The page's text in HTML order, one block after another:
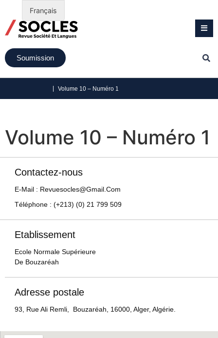
Soumission
Volume 10 – Numéro 1
Volume 10 – Numéro 1
Contactez-nous
E-Mail : Revuesocles@gmail.com
Téléphone : (+213) (0) 21 799 509
Etablissement
Ecole Normale Supérieure
De Bouzaréah
Adresse postale
93, Rue Ali Remli, Bouzaréah, 16000, Alger, Algérie.
Français